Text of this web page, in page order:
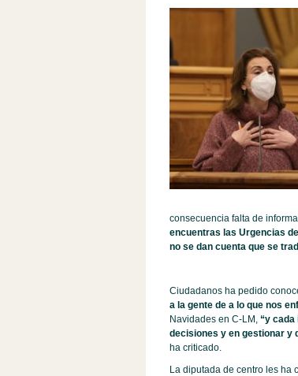
consecuencia falta de
encuentras las Urgencias
no se dan cuenta que se
Ciudadanos ha pedido
a la gente de a lo que nos
Navidades en C-LM, “y cada
decisiones y en gestionar y
ha criticado.
La diputada de centro les ha